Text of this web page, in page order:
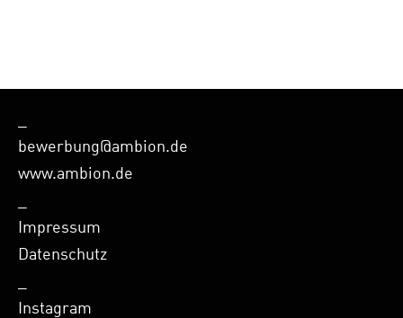
bewerbung@ambion.de
www.ambion.de
Impressum
Datenschutz
Instagram